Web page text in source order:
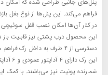
پنل‌های جانبی طراحی شده که امکان
فراهم می‌کند. این پنل‌ها از نوع بغل
در کنار آن‌ها امکان نصب قفل سوئیچی
این محصول درب پشتی نیز قابلیت
دسترسی از 4 طرف به داخل رک فراهم می‌شود.
این
شمارنده یونیت نیز می‌باشند. با کمک